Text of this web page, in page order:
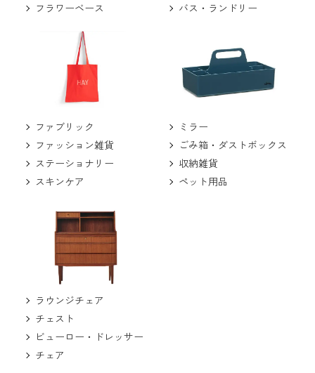
フラワーベース
バス・ランドリー
ファブリック
ファッション雑貨
ステーショナリー
スキンケア
ミラー
ごみ箱・ダストボックス
収納雑貨
ペット用品
ラウンジチェア
チェスト
ビューロー・ドレッサー
チェア